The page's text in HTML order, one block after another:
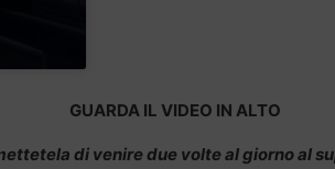
GUARDA IL VIDEO IN ALTO
di venire due volte al giorno al